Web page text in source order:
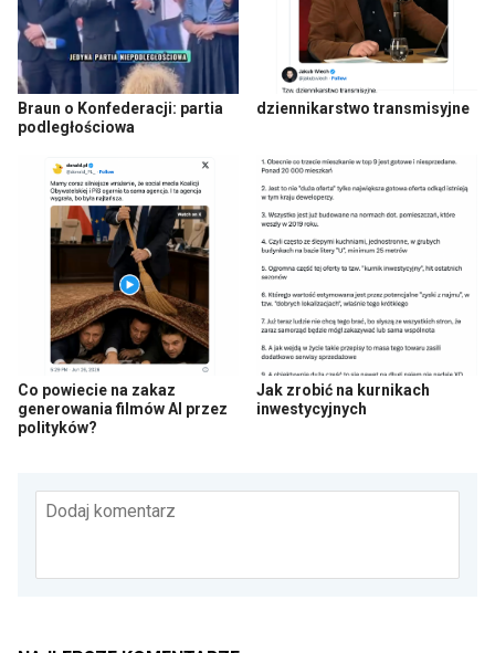
Braun o Konfederacji: partia
podległościowa
dziennikarstwo transmisyjne
Co powiecie na zakaz
generowania filmów AI przez
polityków?
Jak zrobić na kurnikach
inwestycyjnych
Dodaj komentarz